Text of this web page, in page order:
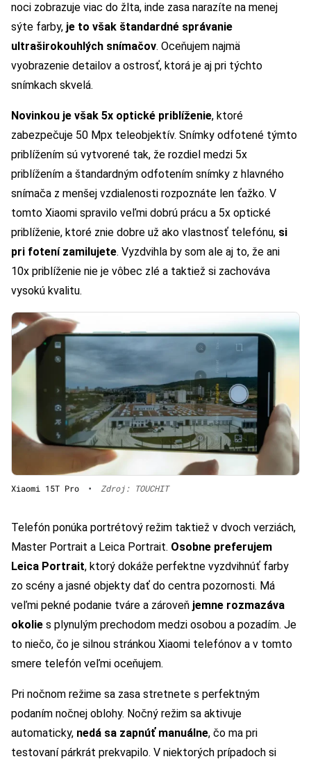
noci zobrazuje viac do žlta, inde zasa narazíte na menej
sýte farby, je to však štandardné správanie
ultraširokouhlých snímačov. Oceňujem najmä
vyobrazenie detailov a ostrosť, ktorá je aj pri týchto
snímkach skvelá.
Novinkou je však 5x optické priblíženie, ktoré
zabezpečuje 50 Mpx teleobjektív. Snímky odfotené týmto
priblížením sú vytvorené tak, že rozdiel medzi 5x
priblížením a štandardným odfotením snímky z hlavného
snímača z menšej vzdialenosti rozpoznáte len ťažko. V
tomto Xiaomi spravilo veľmi dobrú prácu a 5x optické
priblíženie, ktoré znie dobre už ako vlastnosť telefónu, si
pri fotení zamilujete. Vyzdvihla by som ale aj to, že ani
10x priblíženie nie je vôbec zlé a taktiež si zachováva
vysokú kvalitu.
Xiaomi 15T Pro • Zdroj: TOUCHIT
Telefón ponúka portrétový režim taktiež v dvoch verziách,
Master Portrait a Leica Portrait. Osobne preferujem
Leica Portrait, ktorý dokáže perfektne vyzdvihnúť farby
zo scény a jasné objekty dať do centra pozornosti. Má
veľmi pekné podanie tváre a zároveň jemne rozmazáva
okolie s plynulým prechodom medzi osobou a pozadím. Je
to niečo, čo je silnou stránkou Xiaomi telefónov a v tomto
smere telefón veľmi oceňujem.
Pri nočnom režime sa zasa stretnete s perfektným
podaním nočnej oblohy. Nočný režim sa aktivuje
automaticky, nedá sa zapnúť manuálne, čo ma pri
testovaní párkrát prekvapilo. V niektorých prípadoch si